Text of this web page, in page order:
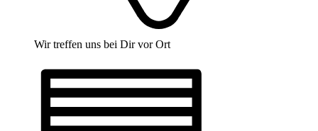
Wir treffen uns bei Dir vor Ort